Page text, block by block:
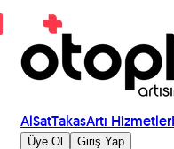
AlSatTakasArtı Hizmetler
Üye Ol Giriş Yap